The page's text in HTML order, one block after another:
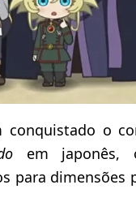
o
em
para dimensões